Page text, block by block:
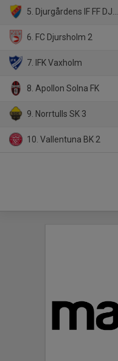
5. Djurgårdens IF FF DJ-2
6. FC Djursholm 2
7. IFK Vaxholm
8. Apollon Solna FK
9. Norrtulls SK 3
10. Vallentuna BK 2